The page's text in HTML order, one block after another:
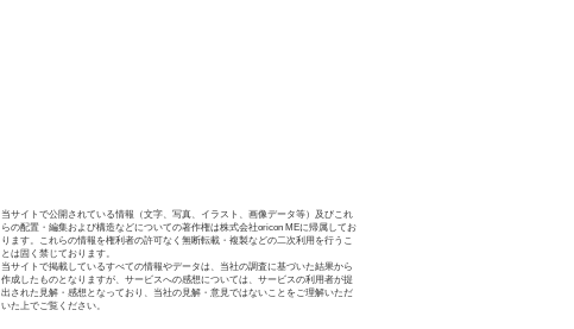
当サイトで公開されている情報（文字、写真、イラスト、画像データ等）及びこれ
らの配置・編集および構造などについての著作権は株式会社oricon MEに帰属してお
ります。これらの情報を権利者の許可なく無断転載・複製などの二次利用を行うこ
とは固く禁じております。
当サイトで掲載しているすべての情報やデータは、当社の調査に基づいた結果から
作成したものとなりますが、サービスへの感想については、サービスの利用者が提
出された見解・感想となっており、当社の見解・意見ではないことをご理解いただ
いた上でご覧ください。